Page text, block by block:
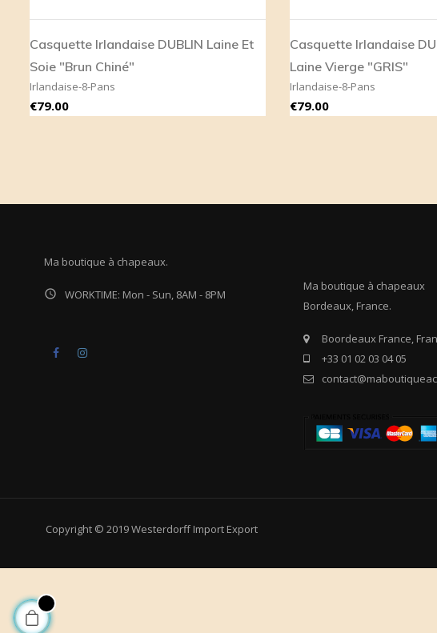
Casquette Irlandaise DUBLIN Laine Et
Soie "Brun Chiné"
Irlandaise-8-Pans
Price
€79.00
Casquette Irlandaise
Laine Vierge "GRIS"
Irlandaise-8-Pans
Price
€79.00
Ma boutique à chapeaux.
 WORKTIME: Mon - Sun, 8AM - 8PM
Facebook
Ma boutique à chapeaux
Bordeaux, France.
Boordeaux France,
+33 01 02 03 04 05
Copyright © 2019 Westerdorff Import Export